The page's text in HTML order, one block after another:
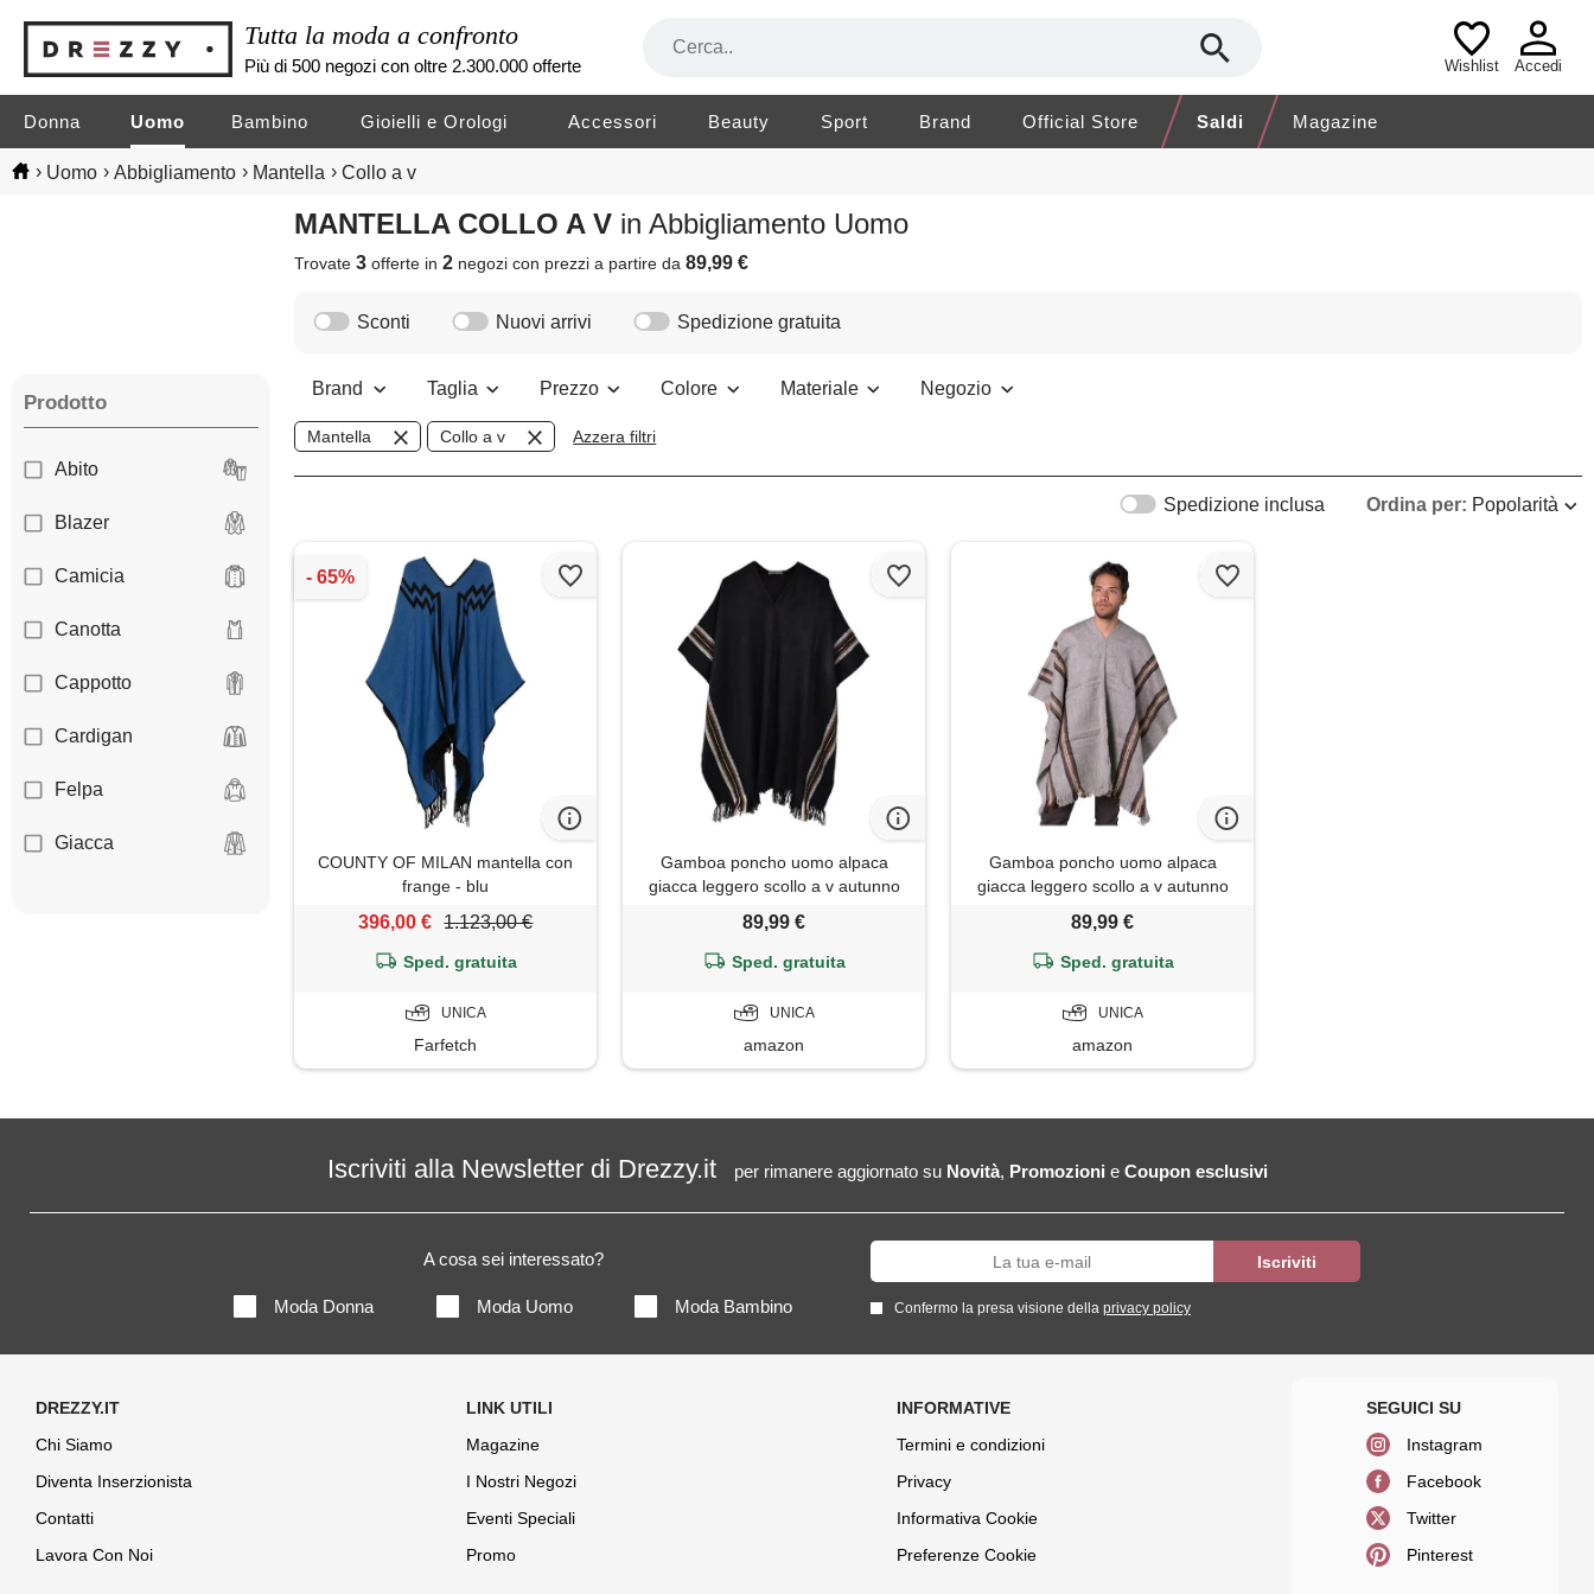
Tutta la moda a confronto
Più di 500 negozi con oltre 2.300.000 offerte Wishlist Accedi
Donna Uomo Bambino Gioielli e Orologi Accessori Beauty Sport Brand Official Store Saldi Magazine
› Uomo › Abbigliamento › Mantella › Collo a v
MANTELLA COLLO A V in Abbigliamento Uomo
Trovate3 offerte in2 negozicon prezzi a partire da89,99 €
Prodotto
Abito
Blazer
Camicia
Canotta
Cappotto
Cardigan
Felpa
Giacca
Maglione
Trench
Sconti Nuovi arrivi Spedizione gratuita
Brand Taglia Prezzo Colore Materiale Negozio
Mantella Collo a v Azzera filtri
Ordina per: Popolarità
Spedizione inclusa
COUNTY OF MILAN mantella con
frange - blu
396,00 € 1.123,00 €
Sped. gratuita
UNICA
Farfetch
Gamboa poncho uomo alpaca
giacca leggero scollo a v autunno
inverno
89,99 €
Sped. gratuita
UNICA
amazon
Gamboa poncho uomo alpaca
giacca leggero scollo a v autunno
inverno
89,99 €
Sped. gratuita
UNICA
amazon
Iscriviti alla Newsletter di Drezzy.it per rimanere aggiornato su Novità, Promozioni e Coupon esclusivi
A cosa sei interessato?
Moda Donna Moda Uomo Moda Bambino Confermo la presa visione della privacy policy
Chi Siamo
Diventa Inserzionista
Contatti
Lavora Con Noi
Magazine
I Nostri Negozi
Eventi Speciali
Promo
Termini e condizioni
Privacy
Informativa Cookie
Preferenze Cookie
Instagram
Facebook
Twitter
Pinterest